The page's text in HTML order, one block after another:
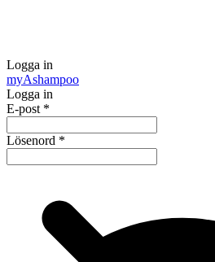
Logga in
myAshampoo
Logga in
E-post *
Lösenord *